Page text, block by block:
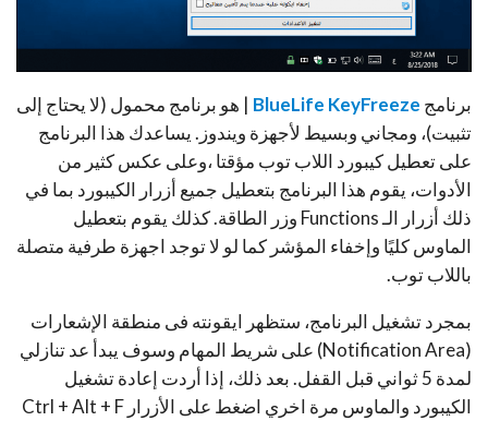
برنامج BlueLife KeyFreeze | هو برنامج محمول (لا يحتاج إلى
تثبيت)، ومجاني وبسيط لأجهزة ويندوز. يساعدك هذا البرنامج
على تعطيل كيبورد اللاب توب مؤقتا ،وعلى عكس كثير من
الأدوات، يقوم هذا البرنامج بتعطيل جميع أزرار الكيبورد بما في
ذلك أزرار الـ Functions وزر الطاقة. كذلك يقوم بتعطيل
الماوس كليًا وإخفاء المؤشر كما لو لا توجد اجهزة طرفية متصلة
باللاب توب.
بمجرد تشغيل البرنامج، ستظهر ايقونته فى منطقة الإشعارات
(Notification Area) على شريط المهام وسوف يبدأ عد تنازلي
لمدة 5 ثواني قبل القفل. بعد ذلك، إذا أردت إعادة تشغيل
الكيبورد والماوس مرة اخري اضغط على الأزرار Ctrl + Alt + F